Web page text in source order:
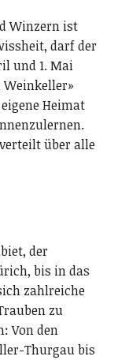
Winzern ist
darf der
und 1. Mai
Weinkeller»
Heimat
über alle
der
bis in das
zahlreiche
zu
Von den
Thurgau bis